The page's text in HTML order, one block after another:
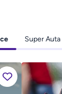
Super Auta